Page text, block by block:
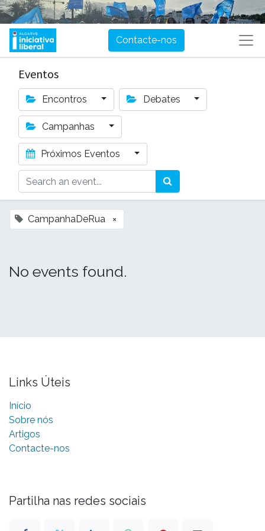
Contacte-nos
Eventos
Encontros Debates
Campanhas
Próximos Eventos
CampanhaDeRua ×
No events found.
Links Úteis
Início
Sobre nós
Artigos
Contacte-nos
Partilha nas redes sociais